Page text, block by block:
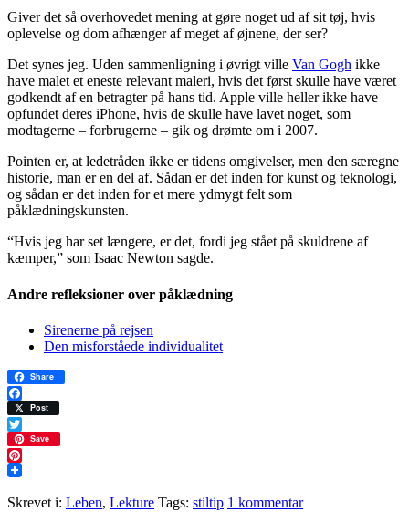
Giver det så overhovedet mening at gøre noget ud af sit tøj, hvis
oplevelse og dom afhænger af meget af øjnene, der ser?
Det synes jeg. Uden sammenligning i øvrigt ville Van Gogh ikke
have malet et eneste relevant maleri, hvis det først skulle have været
godkendt af en betragter på hans tid. Apple ville heller ikke have
opfundet deres iPhone, hvis de skulle have lavet noget, som
modtagerne – forbrugerne – gik og drømte om i 2007.
Pointen er, at ledetråden ikke er tidens omgivelser, men den særegne
historie, man er en del af. Sådan er det inden for kunst og teknologi,
og sådan er det inden for et mere ydmygt felt som
påklædningskunsten.
“Hvis jeg har set længere, er det, fordi jeg stået på skuldrene af
kæmper,” som Isaac Newton sagde.
Andre refleksioner over påklædning
Sirenerne på rejsen
Den misforståede individualitet
Share
Facebook
Post
Twitter
Save
Pinterest
Skrevet i: Leben, Lekture Tags: stiltip 1 kommentar